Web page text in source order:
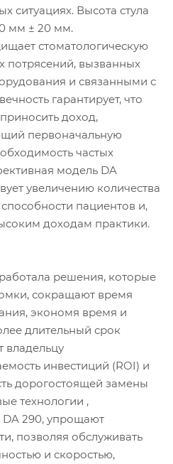
ситуациях. Высота стула
мм ± 20 мм.
стоматологическую
потрясений, вызванных
и связанными с
гарантирует, что
доход,
первоначальную
частых
модель DA
увеличению количества
пациентов и,
доходам практики.
решения, которые
сокращают время
экономя время и
длительный срок
владельцу
инвестиций (ROI) и
дорогостоящей замены
технологии ,
290, упрощают
позволяя обслуживать
и скоростью,